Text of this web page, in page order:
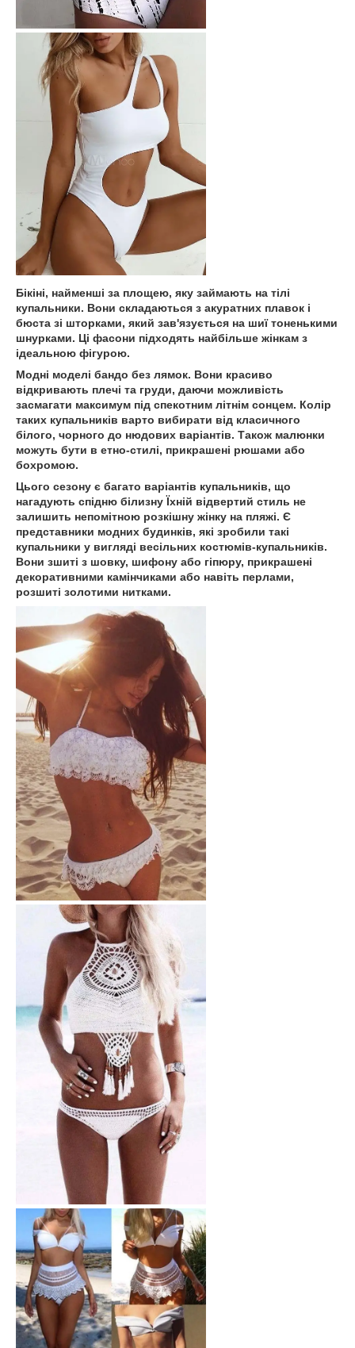
Бікіні, найменші за площею, яку займають на тілі
купальники. Вони складаються з акуратних плавок і
бюста зі шторками, який зав'язується на шиї тоненькими
шнурками. Ці фасони підходять найбільше жінкам з
ідеальною фігурою.
Модні моделі бандо без лямок. Вони красиво
відкривають плечі та груди, даючи можливість
засмагати максимум під спекотним літнім сонцем. Колір
таких купальників варто вибирати від класичного
білого, чорного до нюдових варіантів. Також малюнки
можуть бути в етно-стилі, прикрашені рюшами або
бохромою.
Цього сезону є багато варіантів купальників, що
нагадують спідню білизну Їхній відвертий стиль не
залишить непомітною розкішну жінку на пляжі. Є
представники модних будинків, які зробили такі
купальники у вигляді весільних костюмів-купальників.
Вони зшиті з шовку, шифону або гіпюру, прикрашені
декоративними камінчиками або навіть перлами,
розшиті золотими нитками.